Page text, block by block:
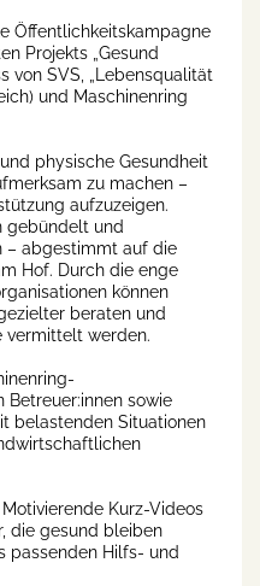
Öffentlichkeitskampagne
Projekts „Gesund
von SVS, „Lebensqualität
und Maschinenring
physische Gesundheit
zu machen –
aufzuzeigen.
gebündelt und
– abgestimmt auf die
Hof. Durch die enge
können
beraten und
vermittelt werden.
Betreuer:innen sowie
belastenden Situationen
Motivierende Kurz-Videos
die gesund bleiben
passenden Hilfs- und